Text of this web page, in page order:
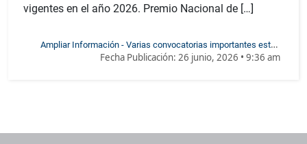
vigentes en el año 2026. Premio Nacional de […]
Ampliar Información - Varias convocatorias importantes están
vigentes en 2026 para premiar libros en Colombia
Fecha Publicación: 26 junio, 2026 • 9:36 am